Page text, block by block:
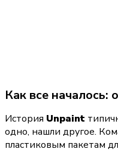
Как все началось:
История Unpaint
одно, нашли другое.
пластиковым пакетам